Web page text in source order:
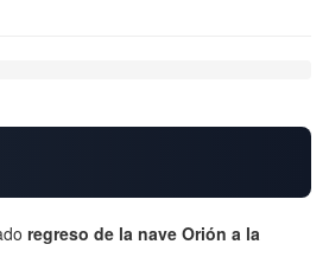
regreso de la nave Orión a la